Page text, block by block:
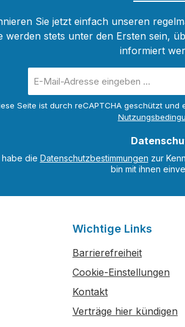
Sie jetzt einfach unseren
werden stets unter den Ersten sein,
informiert
Mail-
Seite ist durch reCAPTCHA geschützt und
habe die Datenschutzbestimmungen zur
bin mit ihnen
Wichtige Links
Barrierefreiheit
Cookie-Einstellungen
Kontakt
Verträge hier kündigen